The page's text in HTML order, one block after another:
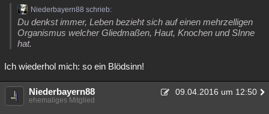
Niederbayern88 schrieb:
Du denkst immer, Leben bezieht sich auf einen mehrzelligen
Organismus welcher Gliedmaßen, Haut, Knochen und SInne
hat.
Ich wiederhol mich: so ein Blödsinn!
Niederbayern88 09.04.2016 um 12:50
ehemaliges Mitglied